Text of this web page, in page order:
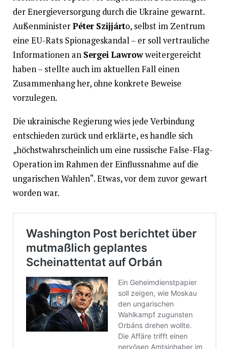
der Energieversorgung durch die Ukraine gewarnt.
AußenministerPéter Szijjárto, selbst im Zentrum
eine EU-Rats Spionageskandal – er soll vertrauliche
Informationen an Sergei Lawrowweitergereicht
haben – stellte auch im aktuellen Fall einen
Zusammenhang her, ohne konkrete Beweise
vorzulegen.
Die ukrainische Regierung wies jede Verbindung
entschieden zurück und erklärte, es handle sich
„höchstwahrscheinlich um eine russische False-Flag-
Operation im Rahmen der Einflussnahme auf die
ungarischen Wahlen“. Etwas, vor dem zuvor gewart
worden war.